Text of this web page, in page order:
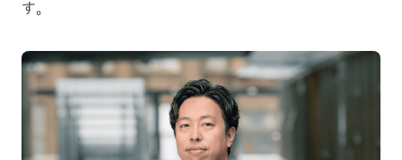
す。